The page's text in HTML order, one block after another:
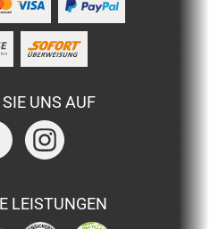
UNS AUF
LEISTUNGEN